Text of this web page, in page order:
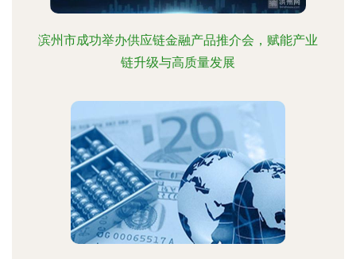
滨州市成功举办供应链金融产品推介会，赋能产业
链升级与高质量发展